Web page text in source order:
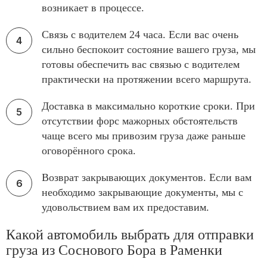
возникает в процессе.
Связь с водителем 24 часа. Если вас очень
сильно беспокоит состояние вашего груза, мы
готовы обеспечить вас связью с водителем
практически на протяжении всего маршрута.
Доставка в максимально короткие сроки. При
отсутствии форс мажорных обстоятельств
чаще всего мы привозим груза даже раньше
оговорённого срока.
Возврат закрывающих документов. Если вам
необходимо закрывающие документы, мы с
удовольствием вам их предоставим.
Какой автомобиль выбрать для отправки
груза из Соснового Бора в Раменки